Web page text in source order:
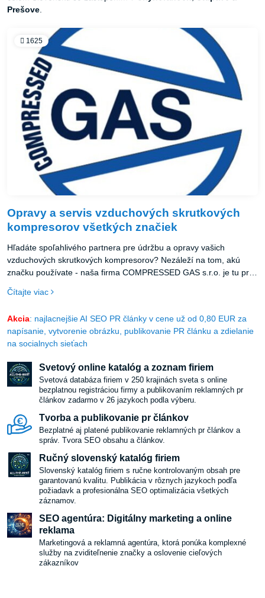
Prešove.
1625
Opravy a servis vzduchových skrutkových
kompresorov všetkých značiek
Hľadáte spoľahlivého partnera pre údržbu a opravy vašich
vzduchových skrutkových kompresorov? Nezáleží na tom, akú
značku používate - naša firma COMPRESSED GAS s.r.o. je tu pre
Čítajte viac
Akcia: najlacnejšie AI SEO PR články v cene už od 0,80 EUR za
napísanie, vytvorenie obrázku, publikovanie PR článku a zdielanie
na socialnych sieťach
Svetový online katalóg a zoznam firiem
Svetová databáza firiem v 250 krajinách sveta s online
bezplatnou registráciou firmy a publikovaním reklamných pr
článkov zadarmo v 26 jazykoch podla výberu.
Tvorba a publikovanie pr článkov
Bezplatné aj platené publikovanie reklamných pr článkov a
správ. Tvora SEO obsahu a článkov.
Ručný slovenský katalóg firiem
Slovenský katalóg firiem s ručne kontrolovaným obsah pre
garantovanú kvalitu. Publikácia v rôznych jazykoch podľa
požiadavk a profesionálna SEO optimalizácia všetkých
záznamov.
SEO agentúra: Digitálny marketing a online
reklama
Marketingová a reklamná agentúra, ktorá ponúka komplexné
služby na zviditeľnenie značky a oslovenie cieľových
zákazníkov